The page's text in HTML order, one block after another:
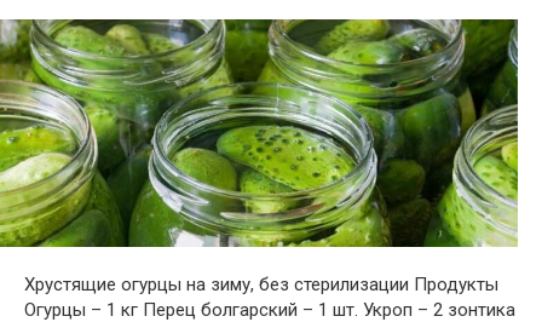
Хрустящие огурцы на зиму, без стерилизации Продукты
Огурцы – 1 кг Перец болгарский – 1 шт. Укроп – 2 зонтика